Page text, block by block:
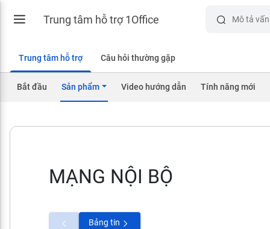
Trung tâm hỗ trợ 1Office
Trung tâm hỗ trợ Câu hỏi thường gặp
Bắt đầu Sản phẩm Video hướng dẫn Tính năng mới
MẠNG NỘI BỘ
Bảng tin